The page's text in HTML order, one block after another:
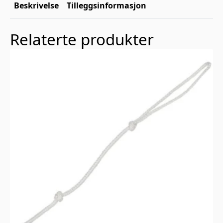
Beskrivelse Tilleggsinformasjon
Relaterte produkter